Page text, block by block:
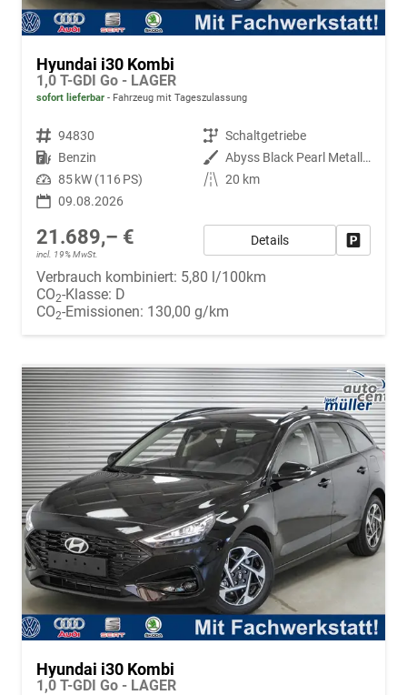
Hyundai i30 Kombi
1,0 T-GDI Go - LAGER
sofort lieferbar Fahrzeug mit Tageszulassung
Fahrzeugnr. 94830 Getriebe Schaltgetriebe
Kraftstoff Benzin Außenfarbe
Abyss Black Pearl Metallic ()
Leistung 85 kW (116 PS) Kilometerstand 20 km
09.08.2026
21.689,– €
incl. 19% MwSt.
Details
Verbrauch kombiniert: 5,80 l/100km
CO2-Klasse: D
CO2-Emissionen: 130,00 g/km
Hyundai i30 Kombi
1,0 T-GDI Go - LAGER